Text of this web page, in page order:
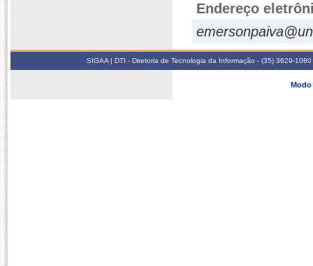
Endereço
SIGAA | DTI - Diretoria de Tecnologia da Informação - (35) 3629-
Modo